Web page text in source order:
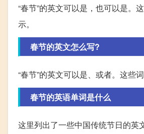
“春节”的英文可以是，也可以是。
示。
春节的英文怎么写?
“春节”的英文可以是、或者。这些
春节的英语单词是什么
这里列出了一些中国传统节日的英